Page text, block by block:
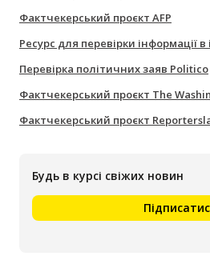
Фактчекерський проєкт AFP
Ресурс для перевірки інформації в
Перевірка політичних заяв Politico
Фактчекерський проєкт The
Фактчекерський проєкт
Будь в курсі свіжих новин